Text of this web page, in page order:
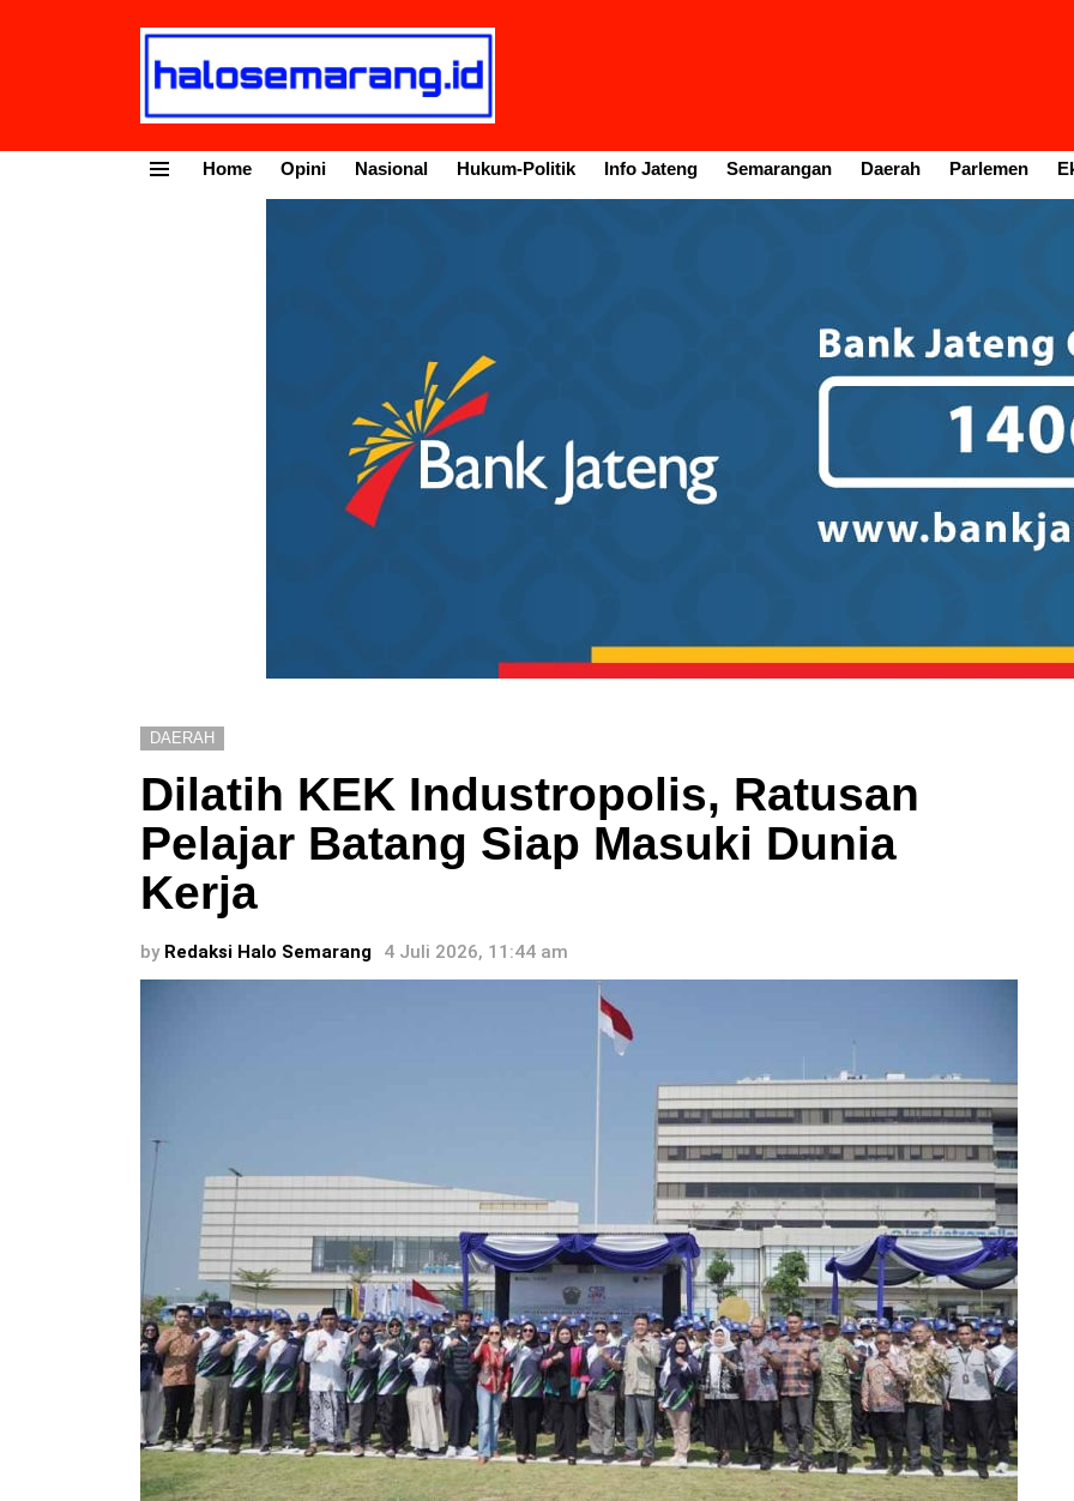
Home Opini Nasional Hukum-Politik Info Jateng Semarangan Daerah Parlemen
DAERAH
Dilatih KEK Industropolis, Ratusan
Pelajar Batang Siap Masuki Dunia
Kerja
by Redaksi Halo Semarang 4 Juli 2026, 11:44 am